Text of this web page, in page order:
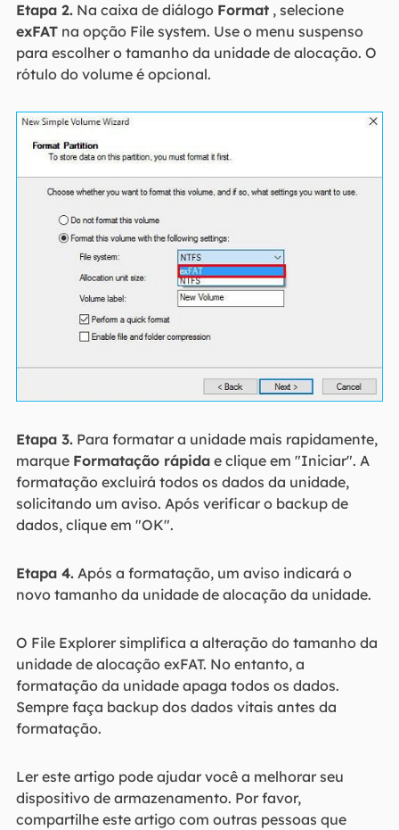
Etapa 2.Na caixa de diálogo Format, selecione
exFATna opção File system. Use o menu suspenso
para escolher o tamanho da unidade de alocação. O
rótulo do volume é opcional.
Etapa 3.Para formatar a unidade mais rapidamente,
marque Formatação rápidae clique em "Iniciar". A
formatação excluirá todos os dados da unidade,
solicitando um aviso. Após verificar o backup de
dados, clique em "OK".
Etapa 4.Após a formatação, um aviso indicará o
novo tamanho da unidade de alocação da unidade.
O File Explorer simplifica a alteração do tamanho da
unidade de alocação exFAT. No entanto, a
formatação da unidade apaga todos os dados.
Sempre faça backup dos dados vitais antes da
formatação.
Ler este artigo pode ajudar você a melhorar seu
dispositivo de armazenamento. Por favor,
compartilhe este artigo com outras pessoas que